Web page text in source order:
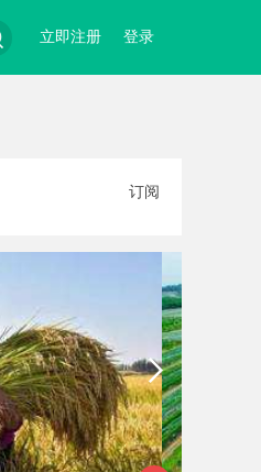
登录
立即注册
订阅